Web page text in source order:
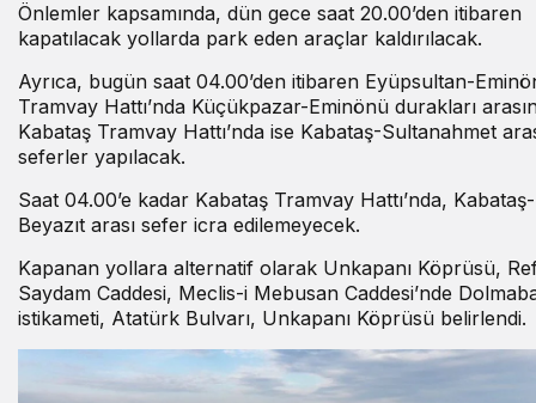
Önlemler kapsamında, dün gece saat 20.00’den itibaren
kapatılacak yollarda park eden araçlar kaldırılacak.
Ayrıca, bugün saat 04.00’den itibaren Eyüpsultan-
Tramvay Hattı’nda Küçükpazar-Eminönü durakları
Kabataş Tramvay Hattı’nda ise Kabataş-Sultanahmet
seferler yapılacak.
Saat 04.00’e kadar Kabataş Tramvay Hattı’nda, Kabataş-
Beyazıt arası sefer icra edilemeyecek.
Kapanan yollara alternatif olarak Unkapanı Köprüsü,
Saydam Caddesi, Meclis-i Mebusan Caddesi’nde
istikameti, Atatürk Bulvarı, Unkapanı Köprüsü belirlendi.